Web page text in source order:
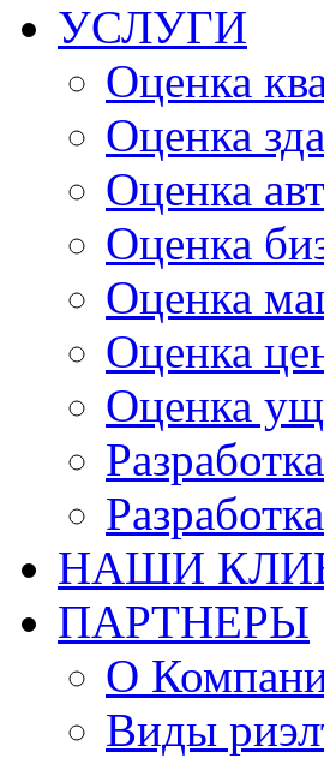
УСЛУГИ
Оценка
Оценка
Оценка
Оценка
Оценка
Оценка
Оценка
НАШИ
ПАРТНЕРЫ
О
Виды